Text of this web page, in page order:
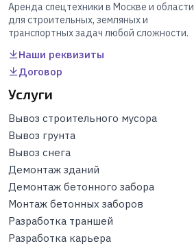
Аренда спецтехники в Москве и области
для строительных, земляных и
транспортных задач любой сложности.
Наши реквизиты
Договор
Услуги
Вывоз строительного мусора
Вывоз грунта
Вывоз снега
Демонтаж зданий
Демонтаж бетонного забора
Монтаж бетонных заборов
Разработка траншей
Разработка карьера